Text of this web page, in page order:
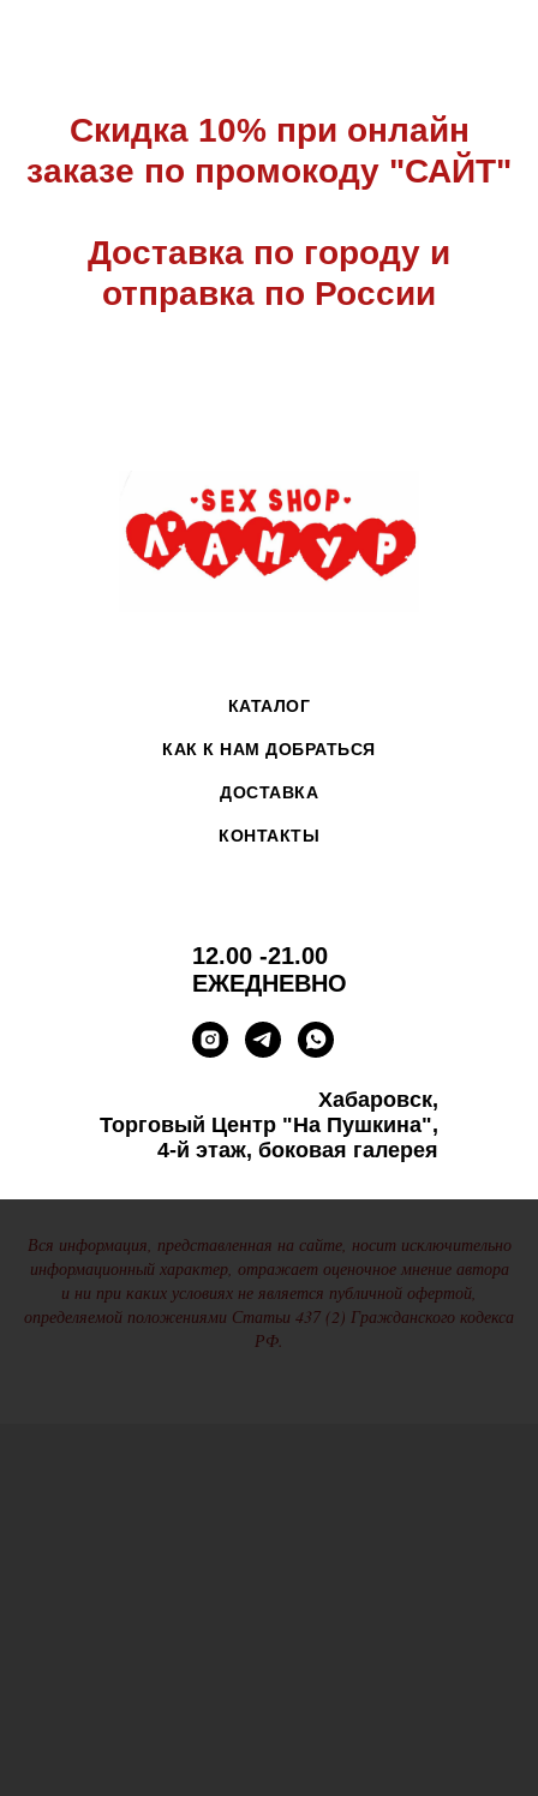
Скидка 10% при онлайн
заказе по промокоду "САЙТ"
Доставка по городу и
отправка по России
КАТАЛОГ
КАК К НАМ ДОБРАТЬСЯ
ДОСТАВКА
КОНТАКТЫ
12.00 -21.00
ЕЖЕДНЕВНО
Хабаровск,
Торговый Центр "На Пушкина",
4-й этаж, боковая галерея
Вся информация, представленная на сайте, носит исключительно
информационный характер, отражает оценочное мнение автора
и ни при каких условиях не является публичной офертой,
определяемой положениями Статьи 437 (2) Гражданского кодекса
РФ.